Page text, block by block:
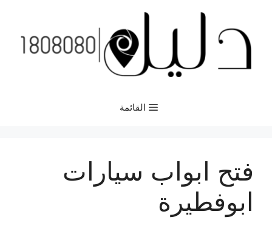
المحتوى
القائمة
فتح ابواب سيارات
ابوفطيرة